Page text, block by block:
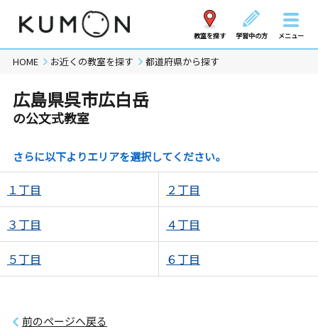
教室を探す 学習中の方 メニュー
HOME お近くの教室を探す 都道府県から探す
広島県呉市広白岳
の公文式教室
さらに以下よりエリアを選択してください。
１丁目 ２丁目
３丁目 ４丁目
５丁目 ６丁目
前のページへ戻る